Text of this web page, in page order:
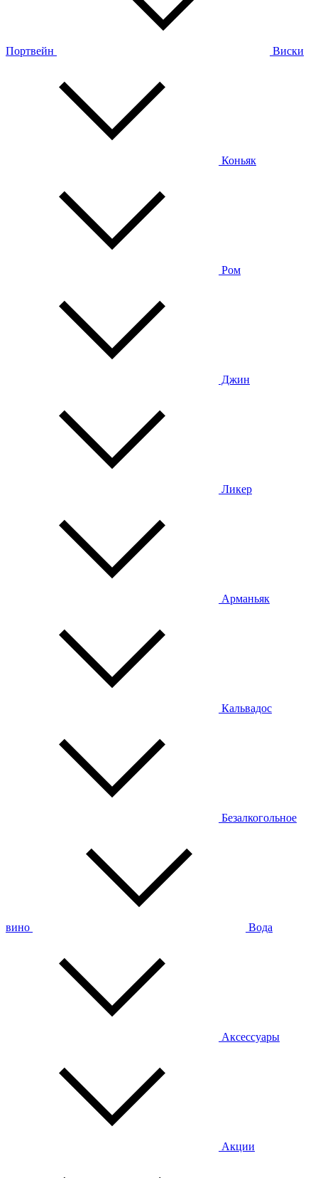
Портвейн Виски
Коньяк
Ром
Джин
Ликер
Арманьяк
Кальвадос
Безалкогольное
вино Вода
Аксессуары
Акции